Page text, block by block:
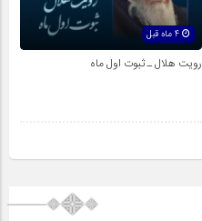
رویت هلال ـ ثبوت اول ماه